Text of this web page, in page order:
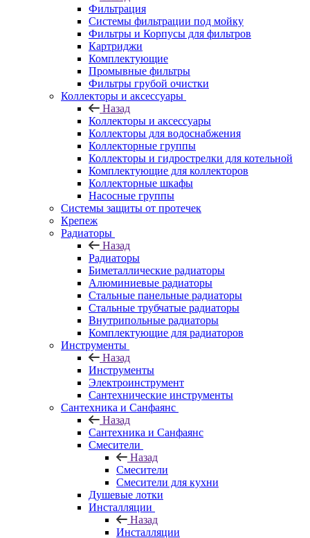
Фильтрация
Системы фильтрации под мойку
Фильтры и Корпусы для фильтров
Картриджи
Комплектующие
Промывные фильтры
Фильтры грубой очистки
Коллекторы и аксессуары
Назад
Коллекторы и аксессуары
Коллекторы для водоснабжения
Коллекторные группы
Коллекторы и гидрострелки для котельной
Комплектующие для коллекторов
Коллекторные шкафы
Насосные группы
Системы защиты от протечек
Крепеж
Радиаторы
Назад
Радиаторы
Биметаллические радиаторы
Алюминиевые радиаторы
Стальные панельные радиаторы
Стальные трубчатые радиаторы
Внутрипольные радиаторы
Комплектующие для радиаторов
Инструменты
Назад
Инструменты
Электроинструмент
Сантехнические инструменты
Сантехника и Санфаянс
Назад
Сантехника и Санфаянс
Смесители
Назад
Смесители
Смесители для кухни
Душевые лотки
Инсталляции
Назад
Инсталляции